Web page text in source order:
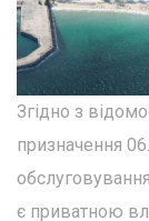
Згідно з
призначення
є приватною